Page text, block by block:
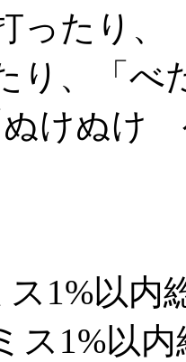
ったり、
り、「
けぬけ
1%以内
ス1%以